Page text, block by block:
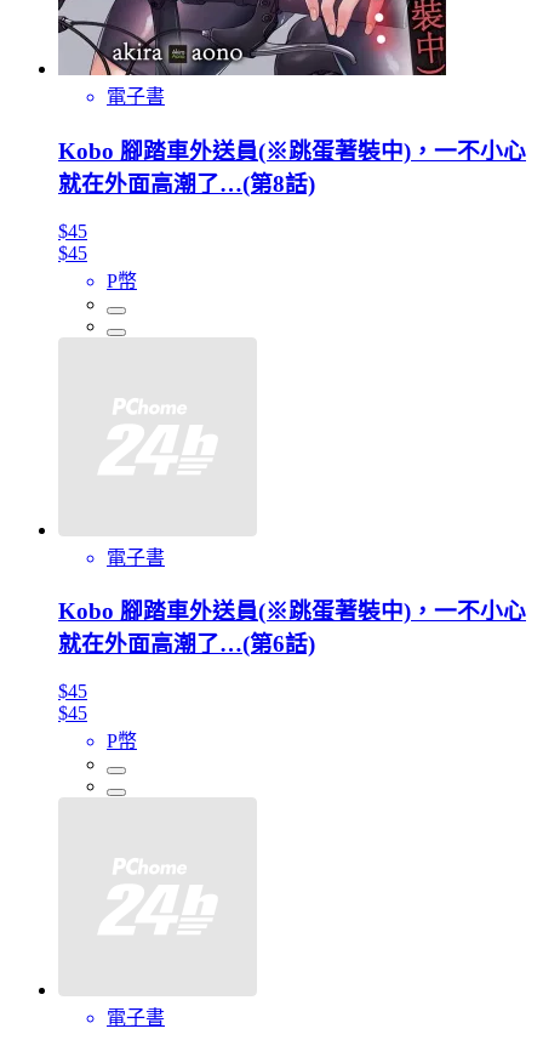
電子書
Kobo 腳踏車外送員(※跳蛋著裝中)，一不小心
就在外面高潮了…(第8話)
$45
$45
P幣
電子書
Kobo 腳踏車外送員(※跳蛋著裝中)，一不小心
就在外面高潮了…(第6話)
$45
$45
P幣
電子書